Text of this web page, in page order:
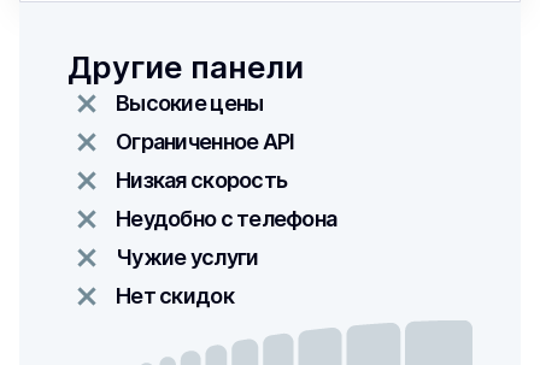
Другие панели
Высокие цены
Ограниченное API
Низкая скорость
Неудобно с телефона
Чужие услуги
Нет скидок